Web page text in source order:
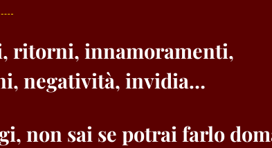
ritorni, innamoramenti,
negatività, invidia…
non sai se potrai farlo